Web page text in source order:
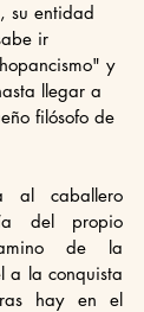
su entidad
ir
y
llegar a
filósofo de
al caballero
del propio
de la
a la conquista
hay en el